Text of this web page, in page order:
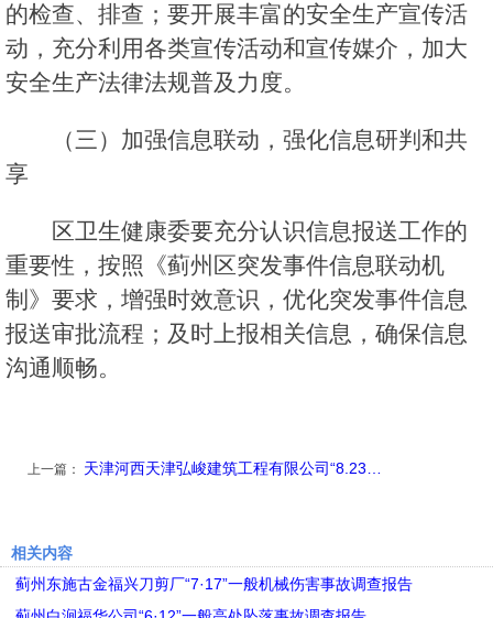
的检查、排查；要开展丰富的安全生产宣传活
动，充分利用各类宣传活动和宣传媒介，加大
安全生产法律法规普及力度。
（三）加强信息联动，强化信息研判和共
享
区卫生健康委要充分认识信息报送工作的
重要性，按照《蓟州区突发事件信息联动机
制》要求，增强时效意识，优化突发事件信息
报送审批流程；及时上报相关信息，确保信息
沟通顺畅。
上一篇： 天津河西天津弘峻建筑工程有限公司“8.23…
相关内容
蓟州东施古金福兴刀剪厂“7·17”一般机械伤害事故调查报告